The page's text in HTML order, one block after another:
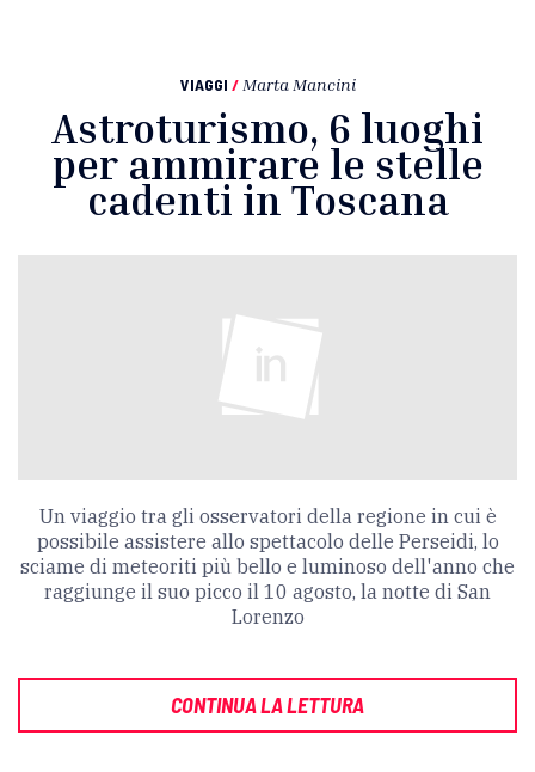
VIAGGI / Marta Mancini
Astroturismo, 6 luoghi
per ammirare le stelle
cadenti in Toscana
Un viaggio tra gli osservatori della regione in cui è
possibile assistere allo spettacolo delle Perseidi, lo
sciame di meteoriti più bello e luminoso dell'anno che
raggiunge il suo picco il 10 agosto, la notte di San
Lorenzo
CONTINUA LA LETTURA